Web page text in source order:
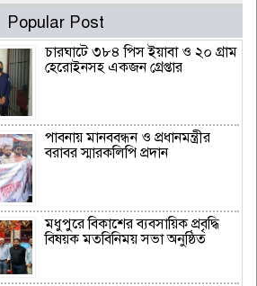
Popular Post
চারঘাটে ৩৮৪ পিস ইয়াবা ও ২০ গ্রাম
হেরোইনসহ একজন গ্রেপ্তার
পাবনায় মানববন্ধন ও প্রধানমন্ত্রীর
বরাবর স্মারকলিপি প্রদান
মধুপুরে বিকাশের ব্যবসায়িক প্রবৃদ্ধি
বিষয়ক মতবিনিময় সভা অনুষ্ঠিত